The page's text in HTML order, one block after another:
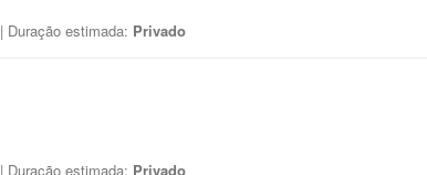
| Duração estimada: Privado
| Duração estimada: Privado